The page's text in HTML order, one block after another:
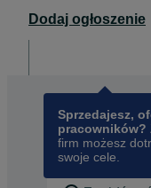
Dodaj ogłoszenie
Sprzedajesz,
pracowników?
firm możesz
swoje cele.